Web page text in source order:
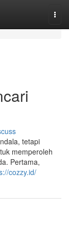
tetapi
memperoleh
Pertama,
cozzy.id/